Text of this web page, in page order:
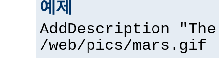
예제
AddDescription
/web/pics/mars.gif